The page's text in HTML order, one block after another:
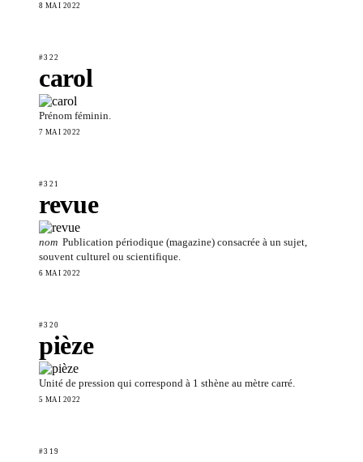
8 MAI 2022
#322
carol
Prénom féminin.
7 MAI 2022
#321
revue
nom Publication périodique (magazine) consacrée à un sujet,
souvent culturel ou scientifique.
6 MAI 2022
#320
pièze
Unité de pression qui correspond à 1 sthène au mètre carré.
5 MAI 2022
#319